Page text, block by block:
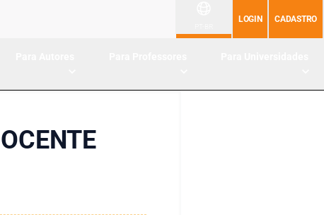
LOGIN CADASTRO